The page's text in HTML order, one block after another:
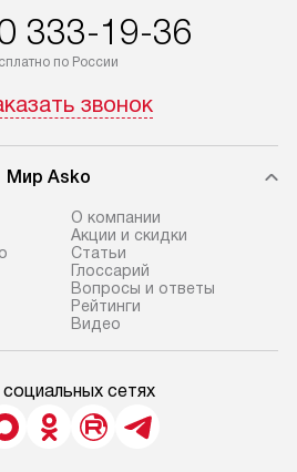
333-19-36
по России
звонок
Мир Asko
О компании
Акции и скидки
Статьи
Глоссарий
Вопросы и ответы
Рейтинги
Видео
сетях